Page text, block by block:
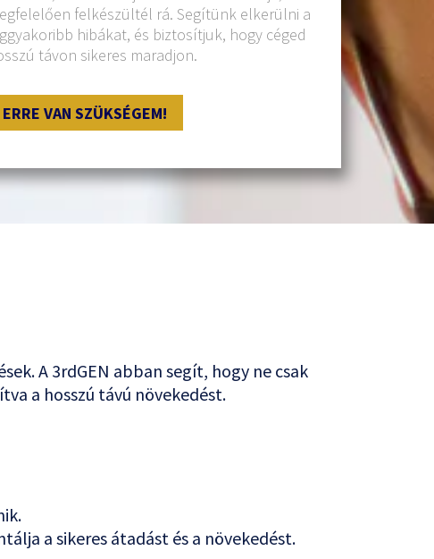
felkészültél rá. Segítünk elkerülni a
hibákat, és biztosítjuk, hogy céged
távon sikeres maradjon.
ERRE VAN SZÜKSÉGEM!
A 3rdGEN abban segít, hogy ne csak
a hosszú távú növekedést.
a sikeres átadást és a növekedést.